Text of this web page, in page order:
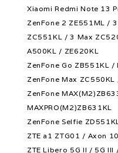
Xiaomi Redmi Note 13
ZenFone 2 ZE551ML /
ZC551KL / 3 Max
A500KL / ZE620KL
ZenFone Go ZB551KL
ZenFone Max
ZenFone
MAXPRO(M2)ZB631KL
ZenFone Selfie
ZTE a1 ZTG01 / Axon
ZTE Libero 5G II / 5G III